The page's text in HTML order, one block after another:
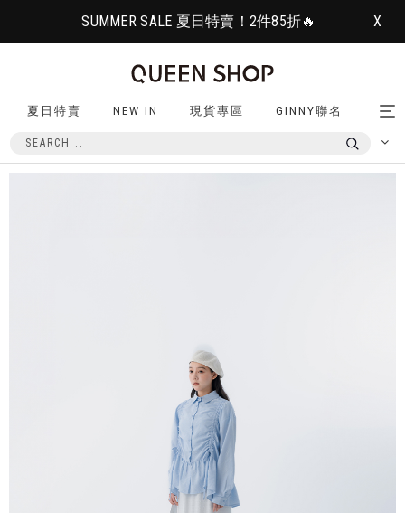
SUMMER SALE 夏日特賣！2件85折🔥 X
夏日特賣 NEW IN 現貨專區 GINNY聯名